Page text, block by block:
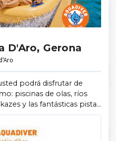
D'Aro, Gerona
podrá disfrutar de
piscinas de olas, ríos
y las fantásticas pistas
orientadas tanto
más